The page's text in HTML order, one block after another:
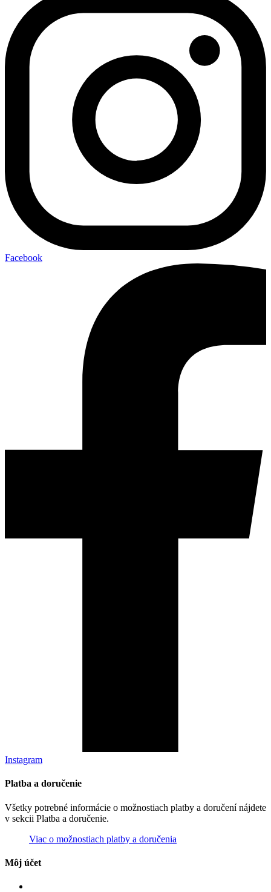
Facebook
Instagram
Platba a doručenie
Všetky potrebné informácie o možnostiach platby a doručení nájdete
v sekcii Platba a doručenie.
Viac o možnostiach platby a doručenia
Môj účet